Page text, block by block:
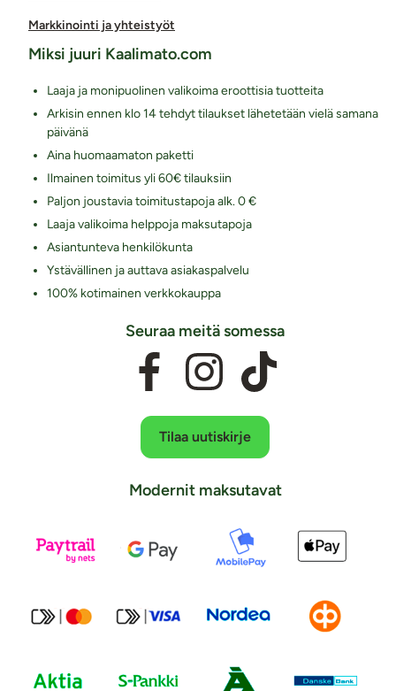
Markkinointi ja yhteistyöt
Miksi juuri Kaalimato.com
Laaja ja monipuolinen valikoima eroottisia tuotteita
Arkisin ennen klo 14 tehdyt tilaukset lähetetään vielä samana
päivänä
Aina huomaamaton paketti
Ilmainen toimitus yli 60€ tilauksiin
Paljon joustavia toimitustapoja alk. 0 €
Laaja valikoima helppoja maksutapoja
Asiantunteva henkilökunta
Ystävällinen ja auttava asiakaspalvelu
100% kotimainen verkkokauppa
Seuraa meitä somessa
Tilaa uutiskirje
Modernit maksutavat